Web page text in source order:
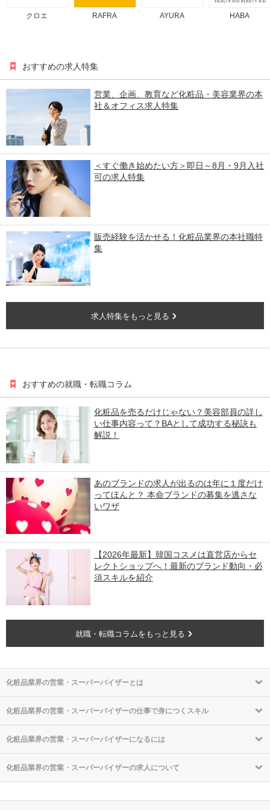
クロエ RAFRA AYURA HABA
おすすめの求人特集
営業、企画、教育など化粧品・美容業界の本
社＆オフィス求人特集
＜すぐ働き始めたい方＞即日～8月・9月入社
可の求人特集
販売経験を活かせる！化粧品業界の本社職特
集
求人特集をもっと見る
おすすめの就職・転職コラム
化粧品を売るだけじゃない？美容部員の詳し
い仕事内容って？BAとして成功する秘訣も
解説！
あのブランドの求人が出るのは年に１度だけ
ってほんと？ 本命ブランドの募集を逃さな
いワザ
【2026年最新】韓国コスメは直営店からセ
レクトショップへ！最新のブランド動向・必
須スキルを紹介
就職・転職コラムをもっと見る
化粧品業界の営業・スーパーバイザーとは
化粧品業界の営業・スーパーバイザーの仕事で身につくスキル
化粧品業界の営業・スーパーバイザーになるには
化粧品業界の営業・スーパーバイザーの求人について